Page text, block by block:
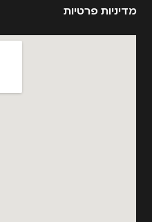
מדיניות פרטיות